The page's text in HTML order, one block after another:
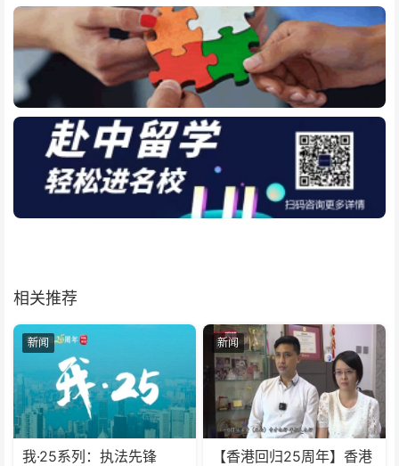
相关推荐
新闻
我·25系列：执法先锋
新闻
【香港回归25周年】香港